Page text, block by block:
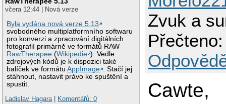
včera 12:44 | Nová verze
Byla vydána nová verze 5.13
svobodného multiplatformního softwaru
pro konverzi a zpracování digitálních
fotografií primárně ve formátů RAW
RawTherapee (Wikipedie ). Vedle
zdrojových kódů je k dispozici také
balíček ve formátuAppImage
. Stačí jej
stáhnout, nastavit právo ke spuštění a
spustit.
Ladislav Hagara| Komentářů: 0
Zvuk a
Cawte,